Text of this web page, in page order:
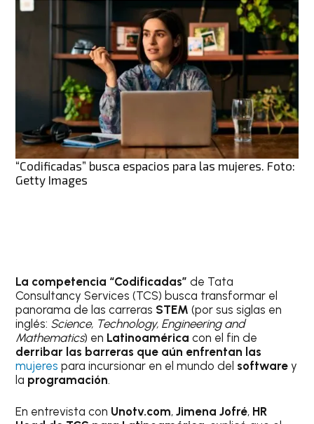
“Codificadas” busca espacios para las mujeres. Foto:
Getty Images
La competencia “Codificadas” de Tata
Consultancy Services (TCS) busca transformar el
panorama de las carreras STEM(por sus siglas en
inglés: Science, Technology, Engineering and
Mathematics) en Latinoaméricacon el fin de
derribar las barreras que aún enfrentan las
mujeres para incursionar en el mundo del software y
la programación.
En entrevista con Unotv.com,Jimena Jofré, HR